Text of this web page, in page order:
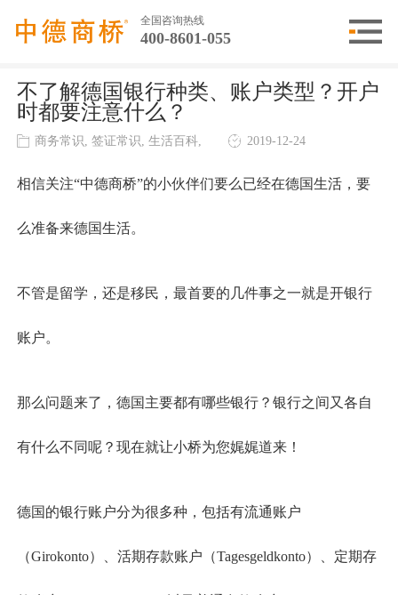
全国咨询热线
400-8601-055
不了解德国银行种类、账户类型？开户
时都要注意什么？
商务常识, 签证常识, 生活百科, 2019-12-24
相信关注“中德商桥”的小伙伴们要么已经在德国生活，要
么准备来德国生活。
不管是留学，还是移民，最首要的几件事之一就是开银行
账户。
那么问题来了，德国主要都有哪些银行？银行之间又各自
有什么不同呢？现在就让小桥为您娓娓道来！
德国的银行账户分为很多种，包括有流通账户
（Girokonto）、活期存款账户（Tagesgeldkonto）、定期存